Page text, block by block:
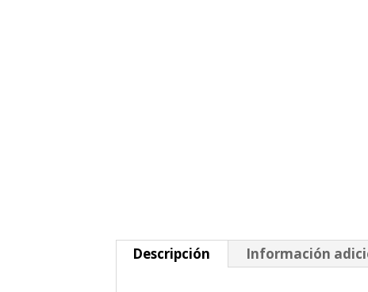
Descripción Información